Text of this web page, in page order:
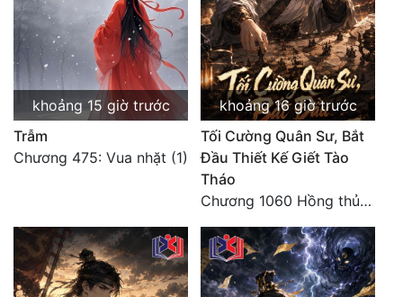
khoảng 15 giờ trước
Trẫm
Chương 475: Vua nhặt (1)
khoảng 16 giờ trước
Tối Cường Quân Sư, Bắt
Đầu Thiết Kế Giết Tào
Tháo
Chương 1060 Hồng thủy ngập trời, thời khắc tuyệt vọng (2/2)